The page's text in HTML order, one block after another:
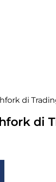
di
di